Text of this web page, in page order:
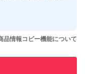
ませんのでご了承
せた実績があります
績があります
品情報コピー機能について